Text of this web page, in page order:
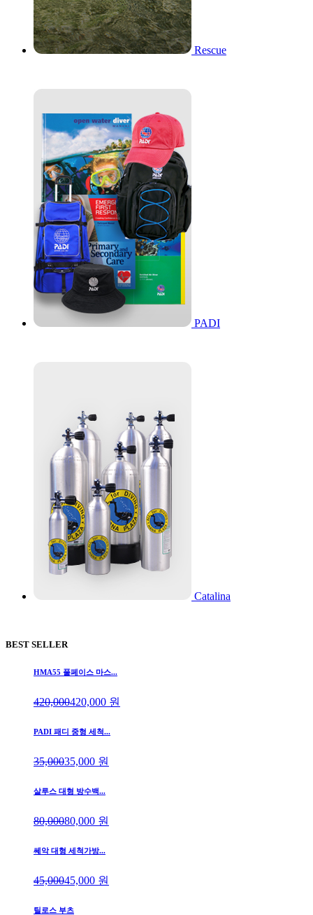
Rescue
PADI
Catalina
BEST SELLER
HMA55 풀페이스 마스...
420,000420,000 원
PADI 패디 중형 세척...
35,00035,000 원
살루스 대형 방수백...
80,00080,000 원
쎄악 대형 세척가방...
45,00045,000 원
틸로스 부츠